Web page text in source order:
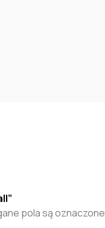
pola są oznaczone